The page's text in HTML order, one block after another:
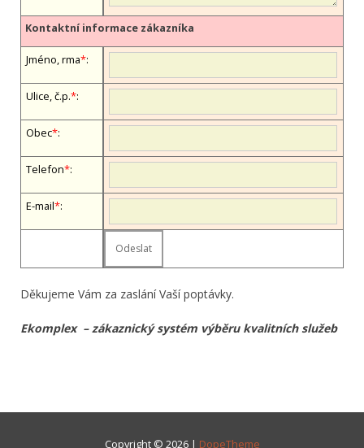
Kontaktní informace zákazníka
Jméno, firma*:
Ulice, č.p.*:
Obec*:
Telefon*:
E-mail*:
Děkujeme Vám za zaslání Vaší poptávky.
Ekomplex – zákaznický systém výběru kvalitních služeb
Copyright © 2026 | DopeTheme